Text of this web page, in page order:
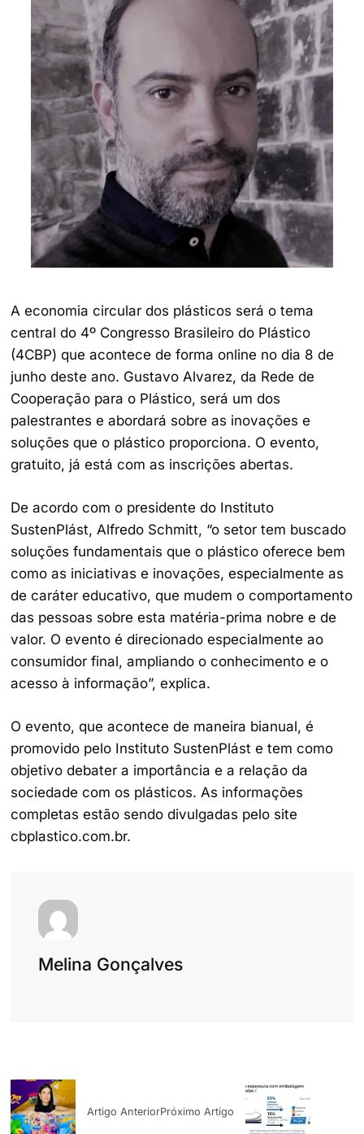
A economia circular dos plásticos será o tema
central do 4º Congresso Brasileiro do Plástico
(4CBP) que acontece de forma online no dia 8 de
junho deste ano. Gustavo Alvarez, da Rede de
Cooperação para o Plástico, será um dos
palestrantes e abordará sobre as inovações e
soluções que o plástico proporciona. O evento,
gratuito, já está com as inscrições abertas.
De acordo com o presidente do Instituto
SustenPlást, Alfredo Schmitt, “o setor tem buscado
soluções fundamentais que o plástico oferece bem
como as iniciativas e inovações, especialmente as
de caráter educativo, que mudem o comportamento
das pessoas sobre esta matéria-prima nobre e de
valor. O evento é direcionado especialmente ao
consumidor final, ampliando o conhecimento e o
acesso à informação”, explica.
O evento, que acontece de maneira bianual, é
promovido pelo Instituto SustenPlást e tem como
objetivo debater a importância e a relação da
sociedade com os plásticos. As informações
completas estão sendo divulgadas pelo site
cbplastico.com.br.
Melina Gonçalves
Artigo AnteriorPróximo Artigo